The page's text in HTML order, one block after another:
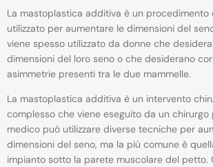
La mastoplastica additiva è un procedimento
utilizzato per aumentare le dimensioni del
viene spesso utilizzato da donne che
dimensioni del loro seno o che desiderano
asimmetrie presenti tra le due mammelle.
La mastoplastica additiva è un intervento
complesso che viene eseguito da un chirurgo
medico può utilizzare diverse tecniche per
dimensioni del seno, ma la più comune è
impianto sotto la parete muscolare del petto.